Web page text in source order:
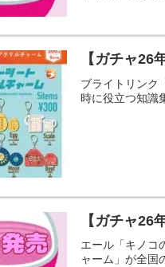
【ガチャ26
ブライトリンク
時に役立つ知識
【ガチャ26
エール「キノ
ャーム」が全国